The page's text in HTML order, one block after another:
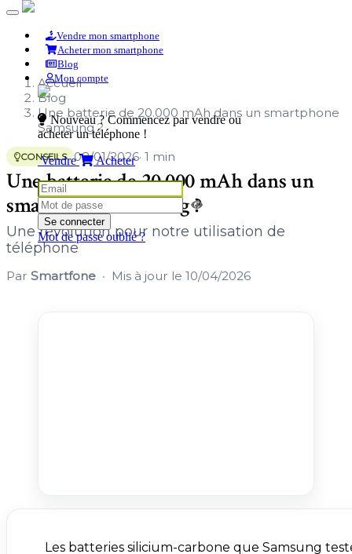
Vendre mon smartphone
Acheter mon smartphone
Blog
Mon compte
Nouveau ? Commencez par vendre ou
acheter un téléphone !
Vendre
Acheter
Se connecter
Mot de passe oublié ?
Accueil
Blog
Une batterie de 20.000 mAh dans un smartphone
Samsung ?
CONSEILS 08/01/2026· 1 min
Une batterie de 20.000 mAh dans un
smartphone Samsung ?
Une révolution pour notre utilisation de
téléphone
Par Smartfone Mis à jour le 10/04/2026